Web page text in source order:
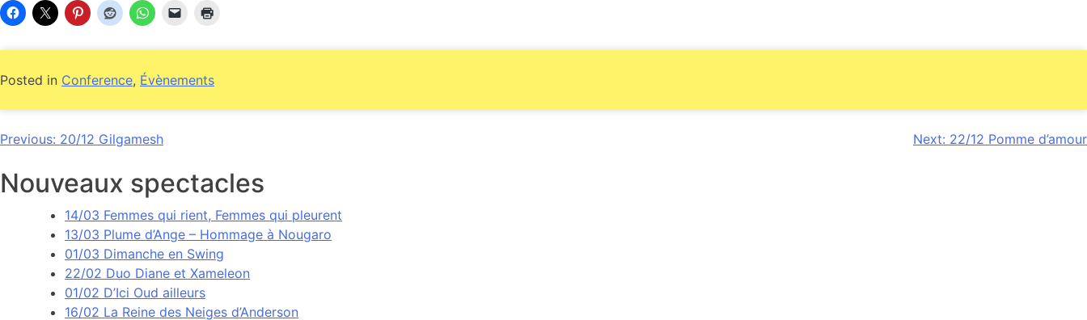
Posted in Conference, Évènements
Navigation
de
l’article
Previous: 20/12 Gilgamesh Next: 22/12 Pomme d’amour
Nouveaux spectacles
14/03 Femmes qui rient, Femmes qui pleurent
13/03 Plume d’Ange – Hommage à Nougaro
01/03 Dimanche en Swing
22/02 Duo Diane et Xameleon
01/02 D’Ici Oud ailleurs
16/02 La Reine des Neiges d’Anderson